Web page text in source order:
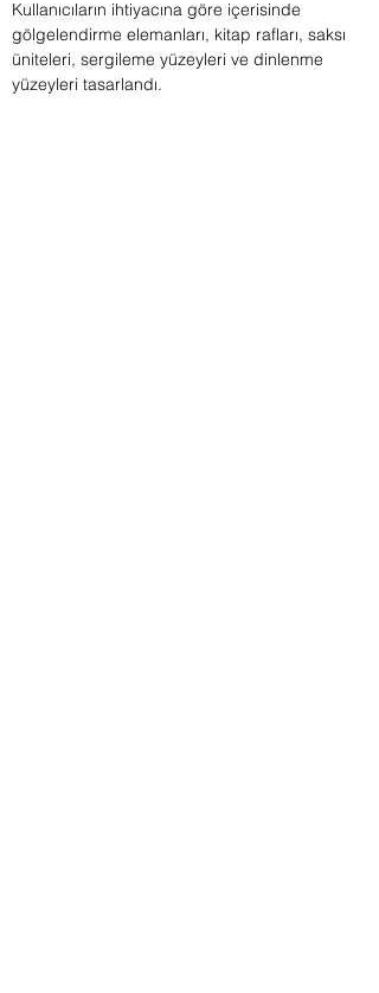
Kullanıcıların ihtiyacına göre içerisinde
gölgelendirme elemanları, kitap rafları, saksı
üniteleri, sergileme yüzeyleri ve dinlenme
yüzeyleri tasarlandı.